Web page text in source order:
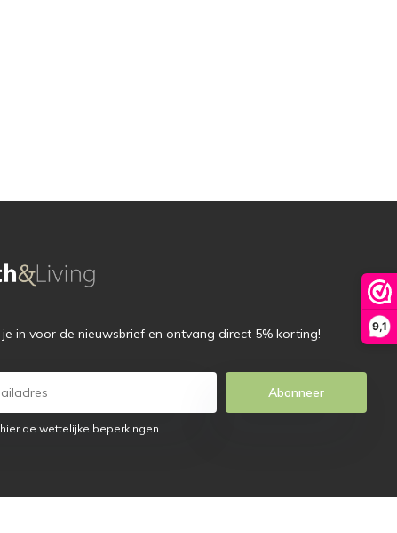
9,1
je in voor de nieuwsbrief en ontvang direct 5% korting!
Abonneer
de wettelijke beperkingen